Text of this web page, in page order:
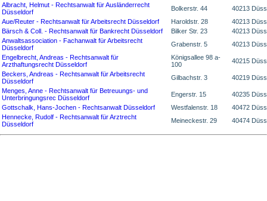
Albracht, Helmut - Rechtsanwalt für Ausländerrecht
Düsseldorf
Bolkerstr. 44
40213
Aue/Reuter - Rechtsanwalt für Arbeitsrecht Düsseldorf
Haroldstr. 28
40213
Bärsch & Coll. - Rechtsanwalt für Bankrecht Düsseldorf
Bilker Str. 23
40213
Anwaltsassociation - Fachanwalt für Arbeitsrecht
Düsseldorf
Grabenstr. 5
40213
Engelbrecht, Andreas - Rechtsanwalt für
Arzthaftungsrecht Düsseldorf
Königsallee 98 a-
100
40215
Beckers, Andreas - Rechtsanwalt für Arbeitsrecht
Düsseldorf
Gilbachstr. 3
40219
Menges, Anne - Rechtsanwalt für Betreuungs- und
Unterbringungsrec Düsseldorf
Engerstr. 15
40235
Gottschalk, Hans-Jochen - Rechtsanwalt Düsseldorf
Westfalenstr. 18
40472
Hennecke, Rudolf - Rechtsanwalt für Arztrecht
Düsseldorf
Meineckestr. 29 40474